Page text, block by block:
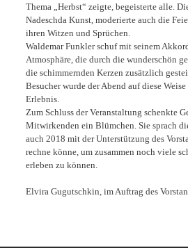
Thema „Herbst“ zeigte, begeisterte alle.
Nadeschda Kunst, moderierte auch die
ihren Witzen und Sprüchen.
Waldemar Funkler schuf mit seinem
Atmosphäre, die durch die wunderschön
die schimmernden Kerzen zusätzlich
Besucher wurde der Abend auf diese
Erlebnis.
Zum Schluss der Veranstaltung schenkte
Mitwirkenden ein Blümchen. Sie sprach
auch 2018 mit der Unterstützung des
rechne könne, um zusammen noch viele
erleben zu können.
Elvira Gugutschkin, im Auftrag des